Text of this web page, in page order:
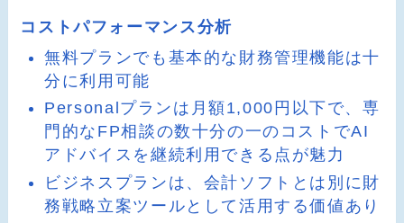
コストパフォーマンス分析
無料プランでも基本的な財務管理機能は十
分に利用可能
Personalプランは月額1,000円以下で、専
門的なFP相談の数十分の一のコストでAI
アドバイスを継続利用できる点が魅力
ビジネスプランは、会計ソフトとは別に財
務戦略立案ツールとして活用する価値あり